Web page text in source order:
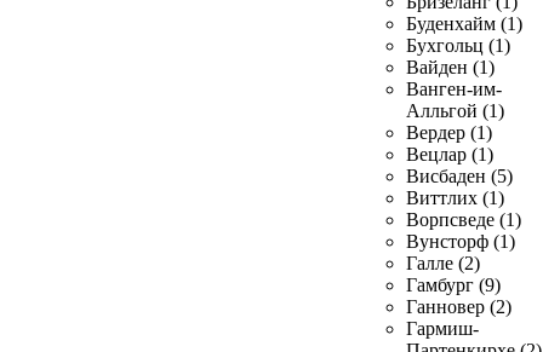
Буденхайм (1)
Бухгольц (1)
Вайден (1)
Ванген-им-
Алльгой (1)
Вердер (1)
Вецлар (1)
Висбаден (5)
Виттлих (1)
Ворпсведе (1)
Вунсторф (1)
Галле (2)
Гамбург (9)
Ганновер (2)
Гармиш-